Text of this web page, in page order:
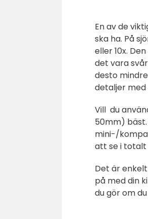
En av de
ska ha. På
eller 10x.
det vara
desto
detaljer
Vill du
50mm)
mini-/
att se i totalt
Det är
på med din
du gör om